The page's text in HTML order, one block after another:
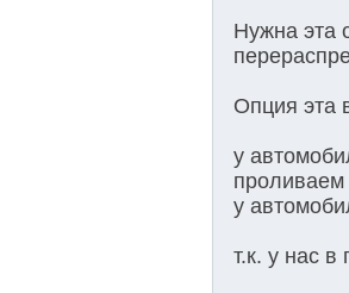
Нужна эта
Опция эта
у
у
т.к. у нас